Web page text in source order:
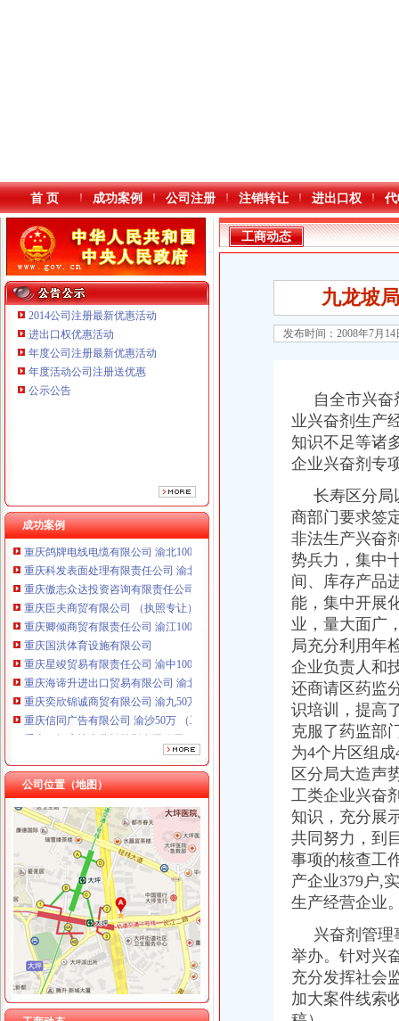
本站导航
首 页 成功案例 公司注册 注销转让 进出口权
2014公司注册最新优惠活动
进出口权优惠活动
年度公司注册最新优惠活动
年度活动公司注册送优惠
公示公告
成功案例
重庆鸽牌电线电缆有限公司 渝北10010万 (进出口权)
重庆科发表面处理有限责任公司 渝北800万 （进出口权）
重庆傲志众达投资咨询有限责任公司 渝九1000万 （增资）
重庆臣夫商贸有限公司 （执照专让）
重庆卿倾商贸有限责任公司 渝江100万 （工商注册）
重庆国洪体育设施有限公司
重庆星竣贸易有限责任公司 渝中100万 （进出口权）
重庆海谛升进出口贸易有限公司 渝北100万 （进出口权）
重庆奕欣锦诚商贸有限公司 渝九50万 （工商注册）
重庆信同广告有限公司 渝沙50万 （工商注册）
重庆三虹房地产营销策划有限公司
重庆鸽牌电线电缆有限公司 渝北10010万 (进出口权)
重庆科发表面处理有限责任公司 渝北800万 （进出口权）
重庆傲志众达投资咨询有限责任公司 渝九1000万 （增资）
重庆臣夫商贸有限公司 （执照专让）
重庆卿倾商贸有限责任公司 渝江100万 （工商注册）
重庆国洪体育设施有限公司
重庆星竣贸易有限责任公司 渝中100万 （进出口权）
重庆海谛升进出口贸易有限公司 渝北100万 （进出口权）
重庆奕欣锦诚商贸有限公司 渝九50万 （工商注册）
重庆信同广告有限公司 渝沙50万 （工商注册）
重庆三虹房地产营销策划有限公司
公司位置（地图）
工商动态
城口局全面启动“四大一重点”重庆代理记账工作
巫溪局重庆公司注销尖山所建立农村商品质量安全宣长效机制
綦江局推行五项措施加集贸市重庆分公司注册场监管
沙坪坝局提出加基层规范化建设应着力从树立“四种意识”重庆发票申请上下功夫
万州区商标品牌建设工作呈现三大亮点
彭水局重庆分公司注册公开选调干部努力提高选人用人公信度
秀山局突出六项重点狠抓“五一”重庆代理记账市场监管
石柱局重庆代理记账四项措施规范莼菜收购秩序
沙坪坝局“五字”重庆公司注销要求谋划“解放思想、扩大开放”大讨论活动
一季度9695名下岗失业人员在民营经济领域再就业 申办企业热增高
工商动态
九龙坡
发布时间：2008年7月
自全市兴奋
业兴奋剂生产
知识不足等诸
企业兴奋剂专
长寿区分局
商部门要求签
非法生产兴奋
势兵力，集中
间、库存产品
能，集中开展
业，量大面广
局充分利用年
企业负责人和
还商请区药监
识培训，提高
克服了药监部
为4个片区组
区分局大造声
工类企业兴奋
知识，充分展
共同努力，到
事项的核查工
产企业379户,
生产经营企业
兴奋剂管理
举办。针对兴
充分发挥社会
加大案件线索